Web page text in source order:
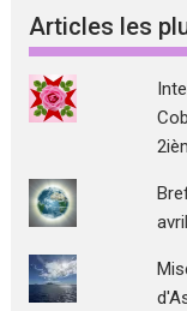
sujets
Articles les